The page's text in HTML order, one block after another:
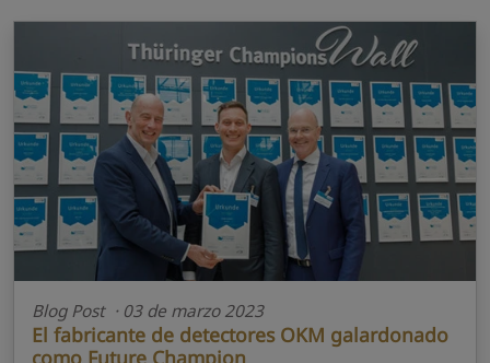
Blog Post · 03 de marzo 2023
El fabricante de detectores OKM galardonado